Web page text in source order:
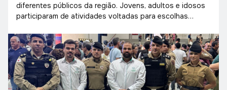
diferentes públicos da região. Jovens, adultos e idosos
participaram de atividades voltadas para escolhas